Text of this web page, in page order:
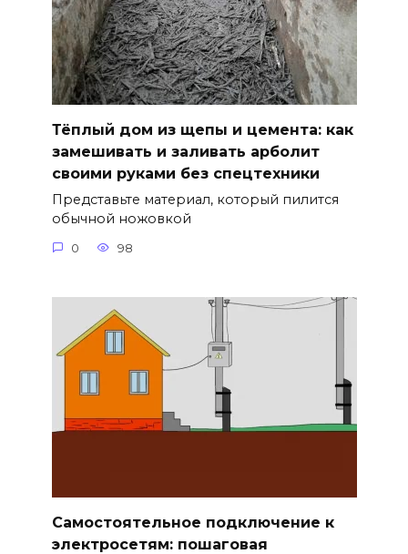
Тёплый дом из щепы и цемента: как
замешивать и заливать арболит
своими руками без спецтехники
Представьте материал, который пилится
обычной ножовкой
0 98
Самостоятельное подключение к
электросетям: пошаговая